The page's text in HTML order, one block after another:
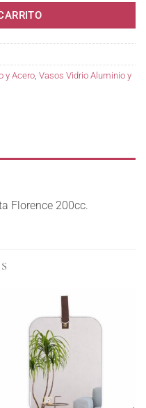
y Acero Vasos Vidrio Aluminio y
Florence 200cc.